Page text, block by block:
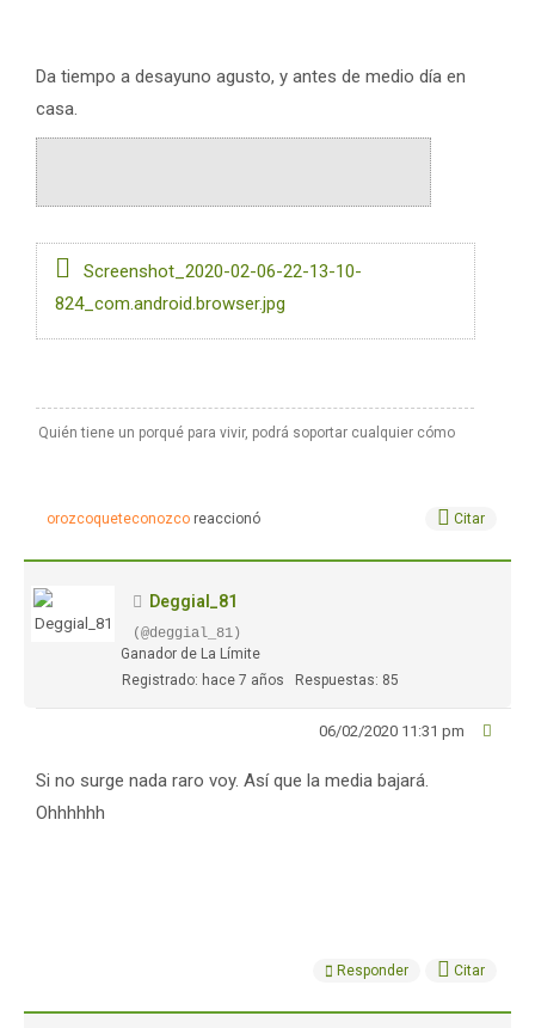
Da tiempo a desayuno agusto, y antes de medio día en
casa.
Screenshot_2020-02-06-22-13-10-
824_com.android.browser.jpg
Quién tiene un porqué para vivir, podrá soportar cualquier cómo
orozcoqueteconozco reaccionó Citar
Deggial_81
(@deggial_81)
Ganador de La Límite
Registrado: hace 7 años
Respuestas: 85
06/02/2020 11:31 pm
Si no surge nada raro voy. Así que la media bajará.
Ohhhhhh
Responder Citar